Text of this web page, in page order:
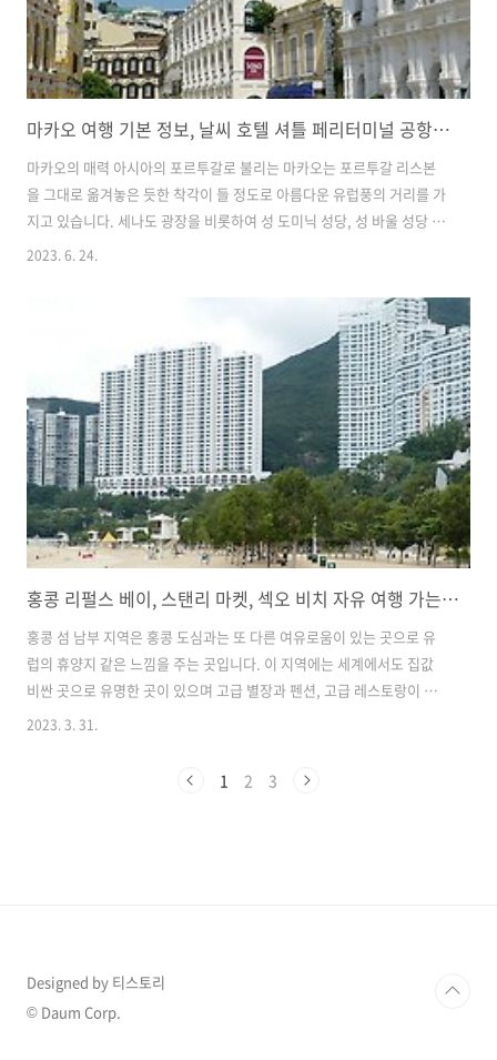
마카오 여행 기본 정보, 날씨 호텔 셔틀 페리터미널 공항에서 시내가기 대중교통
마카오의 매력 아시아의 포르투갈로 불리는 마카오는 포르투갈 리스본
을 그대로 옮겨놓은 듯한 착각이 들 정도로 아름다운 유럽풍의 거리를 가
지고 있습니다. 세나도 광장을 비롯하여 성 도미닉 성당, 성 바울 성당 등
유서 깊은 명소들이 가득합니다. 작지만 관광과 휴양이 모두 가능한 도시
다. 특히 베네시안 호텔이 있는 코타이센트럴 지역은 여러개의 고급 호텔
이 연결되어 있어서 쇼핑과 카지노, 레스토랑 등 모든 것을 실내에서 즐
길 수 있습니다. 홍콩에서 페리로 한시간 거리에 있기 때문에 홍콩과 함
께 여행하기 좋으며 마카오를 당일치기로 오가는 여행자도 많습니다. 마
카오 날씨 마카오 국제 공항 무료 호텔셔틀로 마카오 호텔 가기 택시로
시내가기 마카오 ..
2023. 6. 24.
홍콩 리펄스 베이, 스탠리 마켓, 섹오 비치 자유 여행 가는 법
홍콩 섬 남부 지역은 홍콩 도심과는 또 다른 여유로움이 있는 곳으로 유
럽의 휴양지 같은 느낌을 주는 곳입니다. 이 지역에는 세계에서도 집값
비싼 곳으로 유명한 곳이 있으며 고급 별장과 펜션, 고급 레스토랑이 있
으며 홍콩에서 유일하게 해수욕장이 있는 지역입니다. 1. 고급 주택가 리
있는 남부 최고의 인기 해수욕장입니다. 아나운서 강수정이 사는 동네로
2023. 3. 31.
1 2 3
Designed by 티스토리
© Daum Corp.